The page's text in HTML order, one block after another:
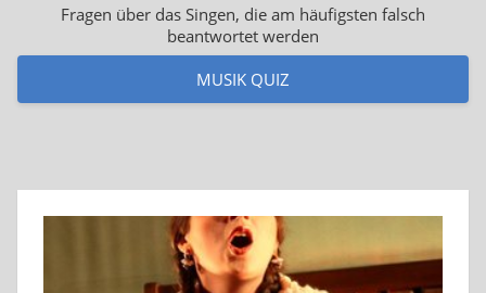
Fragen über das Singen, die am häufigsten falsch
beantwortet werden
MUSIK QUIZ